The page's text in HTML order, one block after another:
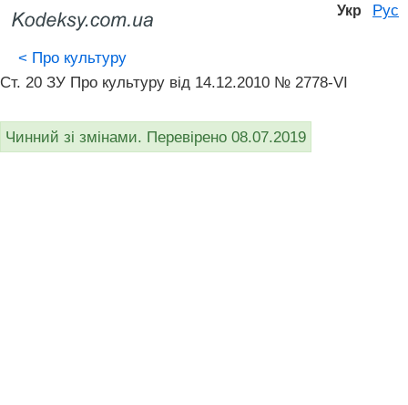
Укр Рус
< Про культуру
Ст. 20 ЗУ Про культуру від 14.12.2010 № 2778-VI
Чинний зі змінами. Перевірено 08.07.2019